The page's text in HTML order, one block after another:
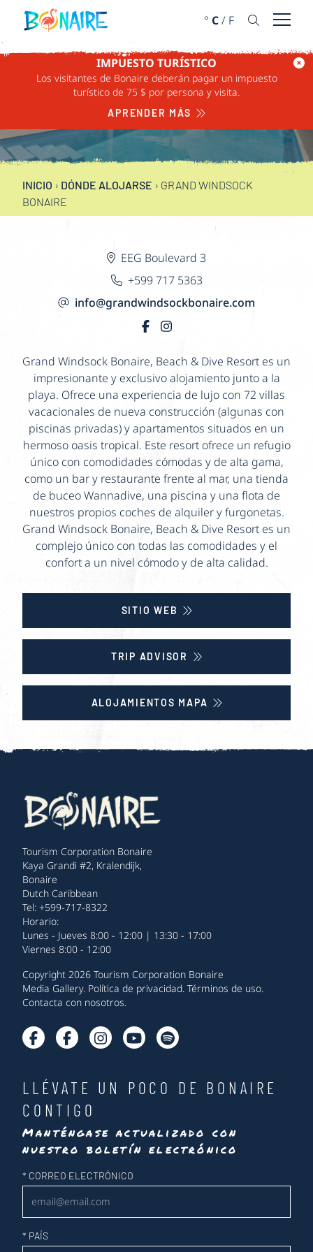
IR AL CONTENIDO
° C/ F Abrir
IMPUESTO TURÍSTICO
Los visitantes de Bonaire deberán pagar un impuesto
turístico de 75 $ por persona y visita.
APRENDER MÁS
GRAND WINDSOCK
BONAIRE
INICIO › DÓNDE ALOJARSE › GRAND WINDSOCK
BONAIRE
EEG Boulevard 3
+599 717 5363
info@grandwindsockbonaire.com
Grand Windsock Bonaire, Beach & Dive Resort es un
impresionante y exclusivo alojamiento junto a la
playa. Ofrece una experiencia de lujo con 72 villas
vacacionales de nueva construcción (algunas con
piscinas privadas) y apartamentos situados en un
hermoso oasis tropical. Este resort ofrece un refugio
único con comodidades cómodas y de alta gama,
como un bar y restaurante frente al mar, una tienda
de buceo Wannadive, una piscina y una flota de
nuestros propios coches de alquiler y furgonetas.
Grand Windsock Bonaire, Beach & Dive Resort es un
complejo único con todas las comodidades y el
confort a un nivel cómodo y de alta calidad.
SITIO WEB
TRIP ADVISOR
ALOJAMIENTOS MAPA
Tourism Corporation Bonaire
Kaya Grandi #2, Kralendijk,
Bonaire
Dutch Caribbean
Tel: +599-717-8322
Horario:
Lunes - Jueves 8:00 - 12:00 | 13:30 - 17:00
Viernes 8:00 - 12:00
Copyright 2026 Tourism Corporation Bonaire
Media Gallery. Política de privacidad. Términos de uso.
Contacta con nosotros.
LLÉVATE UN POCO DE BONAIRE
CONTIGO
Manténgase actualizado con
nuestro boletín electrónico
Newsletter
* CORREO ELECTRÓNICO
* PAÍS